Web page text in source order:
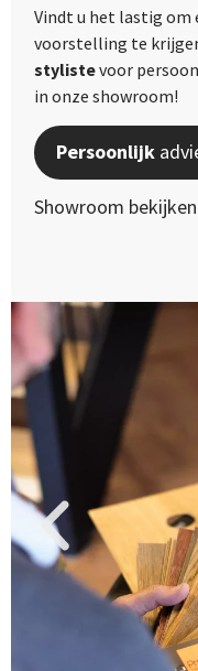
Vindt u het lastig om
voorstelling te
stylistevoor
in onze showroom!
Persoonlijk
Showroom bekijken